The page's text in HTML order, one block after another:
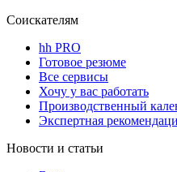
Соискателям
hh PRO
Готовое резюме
Все сервисы
Хочу у вас работать
Производственный
Экспертная
Новости и статьи